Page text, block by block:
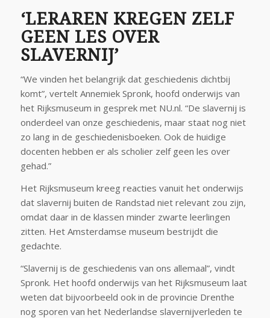
‘LERAREN KREGEN ZELF
GEEN LES OVER
SLAVERNIJ’
“We vinden het belangrijk dat geschiedenis dichtbij
komt”, vertelt Annemiek Spronk, hoofd onderwijs van
het Rijksmuseum in gesprek met NU.nl. “De slavernij is
onderdeel van onze geschiedenis, maar staat nog niet
zo lang in de geschiedenisboeken. Ook de huidige
docenten hebben er als scholier zelf geen les over
gehad.”
Het Rijksmuseum kreeg reacties vanuit het onderwijs
dat slavernij buiten de Randstad niet relevant zou zijn,
omdat daar in de klassen minder zwarte leerlingen
zitten. Het Amsterdamse museum bestrijdt die
gedachte.
“Slavernij is de geschiedenis van ons allemaal”, vindt
Spronk. Het hoofd onderwijs van het Rijksmuseum laat
weten dat bijvoorbeeld ook in de provincie Drenthe
nog sporen van het Nederlandse slavernijverleden te